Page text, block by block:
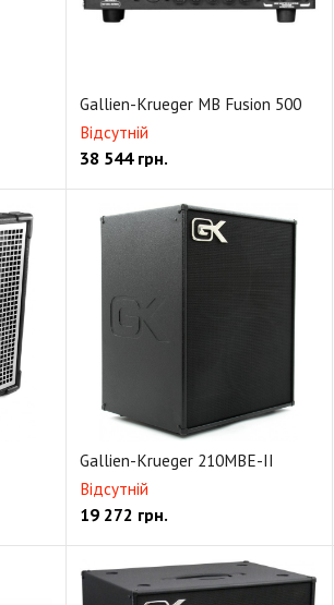
Gallien-Krueger MB Fusion 500
Відсутній
38 544грн.
Gallien-Krueger 210MBE-II
Відсутній
19 272 грн.